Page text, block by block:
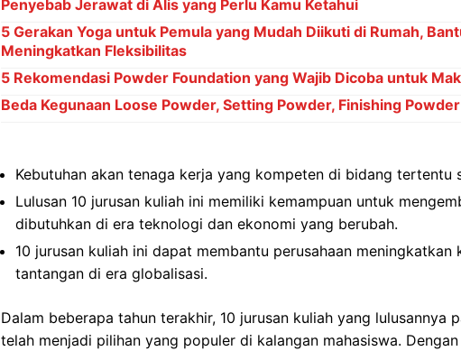
Penyebab Jerawat di Alis yang Perlu Kamu Ketahui
5 Gerakan Yoga untuk Pemula yang Mudah Diikuti di Rumah,
Meningkatkan Fleksibilitas
5 Rekomendasi Powder Foundation yang Wajib Dicoba untuk
Beda Kegunaan Loose Powder, Setting Powder, Finishing
Kebutuhan akan tenaga kerja yang kompeten di bidang tertentu
Lulusan 10 jurusan kuliah ini memiliki kemampuan untuk
dibutuhkan di era teknologi dan ekonomi yang berubah.
10 jurusan kuliah ini dapat membantu perusahaan meningkatkan
tantangan di era globalisasi.
Dalam beberapa tahun terakhir, 10 jurusan kuliah yang lulusannya
telah menjadi pilihan yang populer di kalangan mahasiswa.